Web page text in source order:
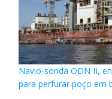
Navio-sonda ODN II,
para perfurar poço em